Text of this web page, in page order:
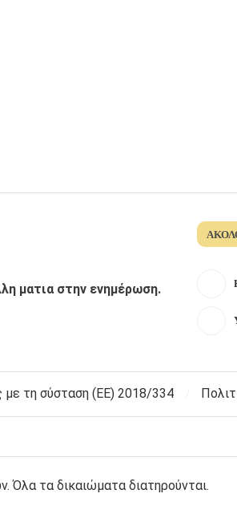
ματια στην ενημέρωση.
τη σύσταση (ΕΕ) 2018/334
τα δικαιώματα διατηρούνται.